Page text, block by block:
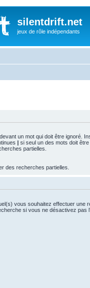
silentdrift.net
jeux de rôle indépendants
devant un mot qui doit être ignoré.
| si seul un des mots doit
partielles.
des recherches partielles.
vous souhaitez effectuer une
si vous ne désactivez pas